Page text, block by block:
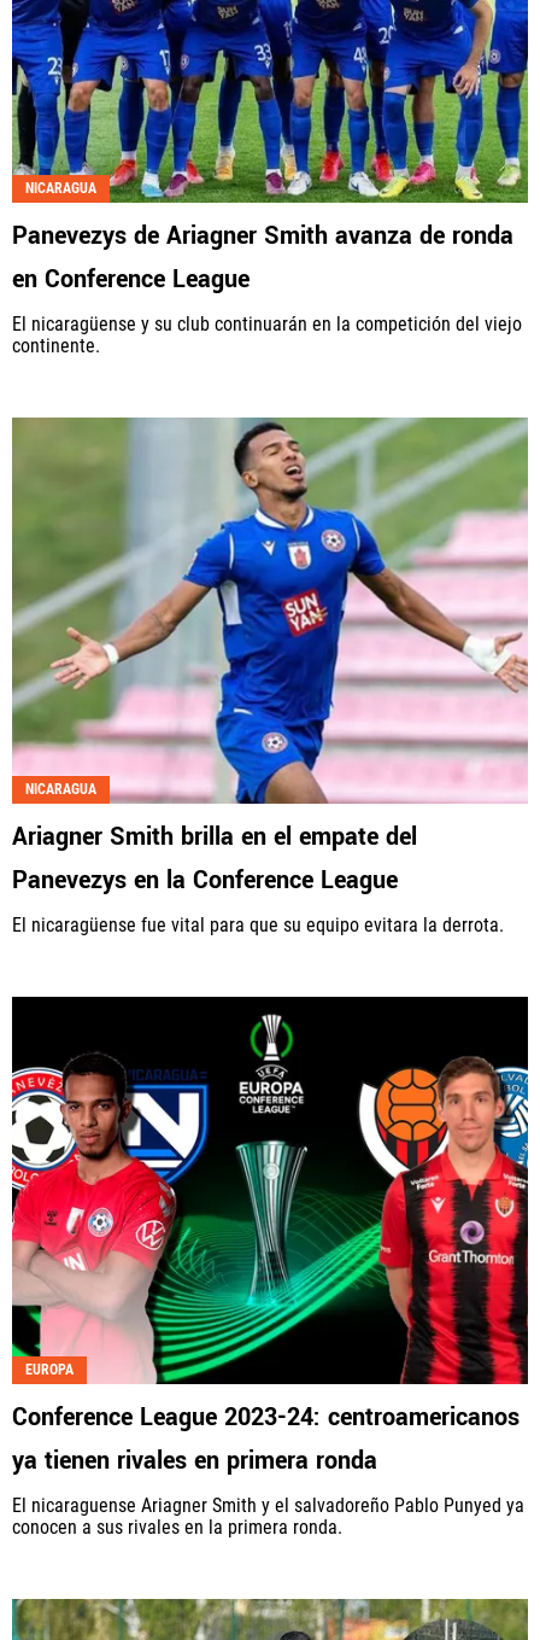
NICARAGUA
Panevezys de Ariagner Smith avanza de ronda
en Conference League
El nicaragüense y su club continuarán en la competición del viejo
continente.
NICARAGUA
Ariagner Smith brilla en el empate del
Panevezys en la Conference League
El nicaragüense fue vital para que su equipo evitara la derrota.
EUROPA
Conference League 2023-24: centroamericanos
ya tienen rivales en primera ronda
El nicaraguense Ariagner Smith y el salvadoreño Pablo Punyed ya
conocen a sus rivales en la primera ronda.